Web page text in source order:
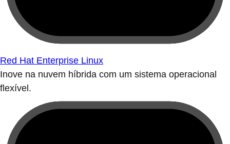
Red Hat Enterprise Linux
Inove na nuvem híbrida com um sistema operacional
flexível.